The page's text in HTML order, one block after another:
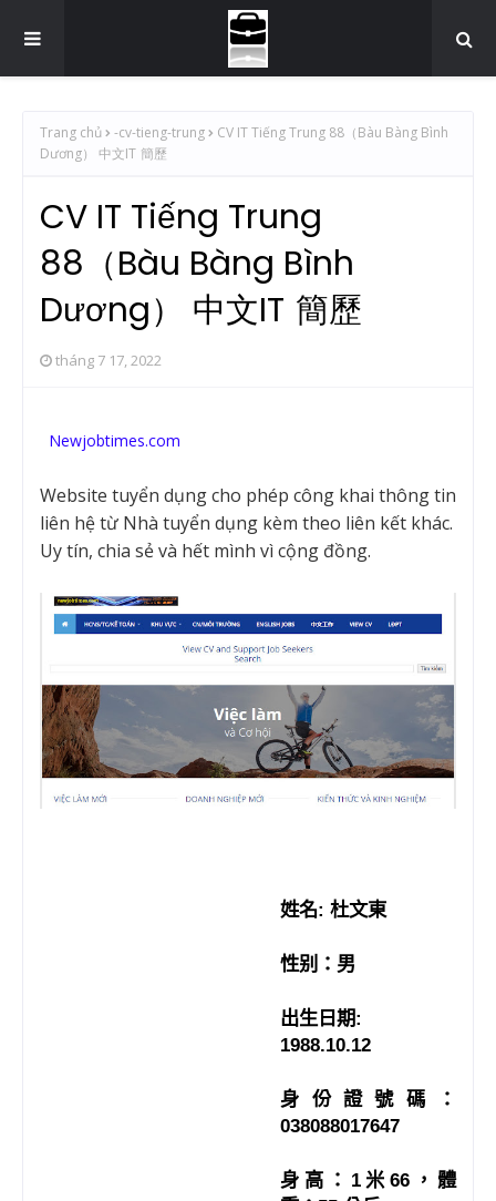
Trang chủ -cv-tieng-trung
CV IT Tiếng Trung 88（Bàu Bàng Bình
Dương） 中文IT 簡歷
CV IT Tiếng Trung
88（Bàu Bàng Bình
Dương） 中文IT 簡歷
tháng 7 17, 2022
Newjobtimes.com
Website tuyển dụng cho phép công khai thông tin
liên hệ từ Nhà tuyển dụng kèm theo liên kết khác.
Uy tín, chia sẻ và hết mình vì cộng đồng.
姓名:杜文東
性别：男
出生日期:
1988.10.12
身份證號碼：
038088017647
身高： 1 米 66，體